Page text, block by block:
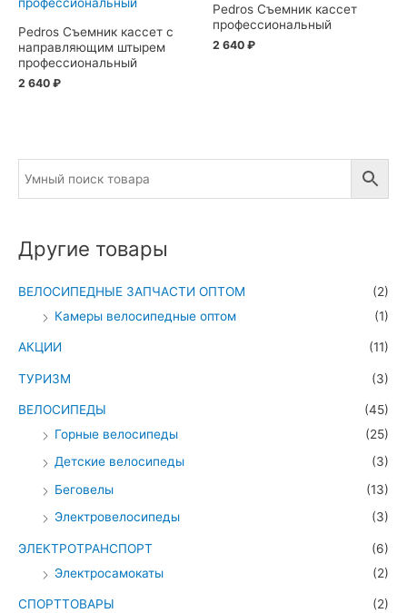
Pedros Съемник кассет с
направляющим штырем
профессиональный
2 640 ₽
Pedros Съемник кассет
профессиональный
2 640 ₽
Другие товары
ВЕЛОСИПЕДНЫЕ ЗАПЧАСТИ ОПТОМ
(2)
Камеры велосипедные оптом
(1)
АКЦИИ (11)
ТУРИЗМ (3)
ВЕЛОСИПЕДЫ
(45)
Горные велосипеды
(25)
Детские велосипеды
(3)
Беговелы
(13)
Электровелосипеды
(3)
ЭЛЕКТРОТРАНСПОРТ
(6)
Электросамокаты
(2)
СПОРТТОВАРЫ (2)